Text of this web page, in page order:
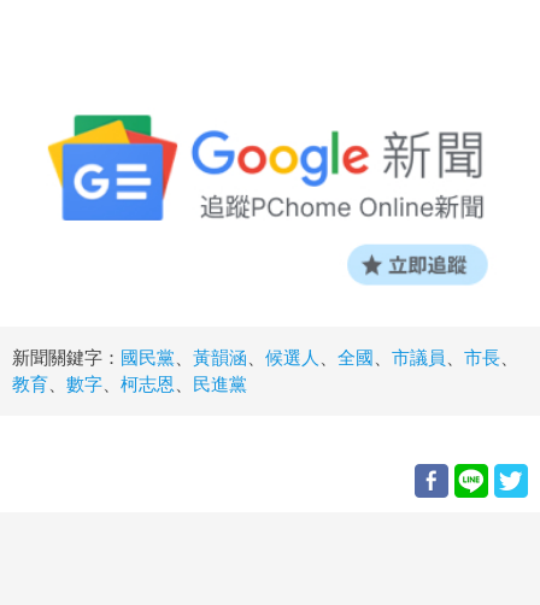
新聞關鍵字： 國民黨 黃韻涵 候選人 全國 市議員 市長
教育
數字 柯志恩 民進黨